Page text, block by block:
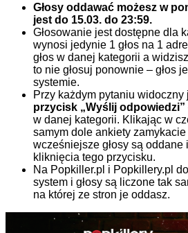
Głosy oddawać możesz w
jest do 15.03. do 23:59.
Głosowanie jest dostępne dla
wynosi jedynie 1 głos na 1
głos w danej kategorii a
to nie głosuj ponownie – głos
systemie.
Przy każdym pytaniu widoczny
przycisk „Wyślij odpowiedzi”
w danej kategorii. Klikając w
samym dole ankiety
wcześniejsze głosy są oddane
kliknięcia tego przycisku.
Na Popkiller.pl i Popkillery.pl
system i głosy są liczone tak
na której ze stron je oddasz.